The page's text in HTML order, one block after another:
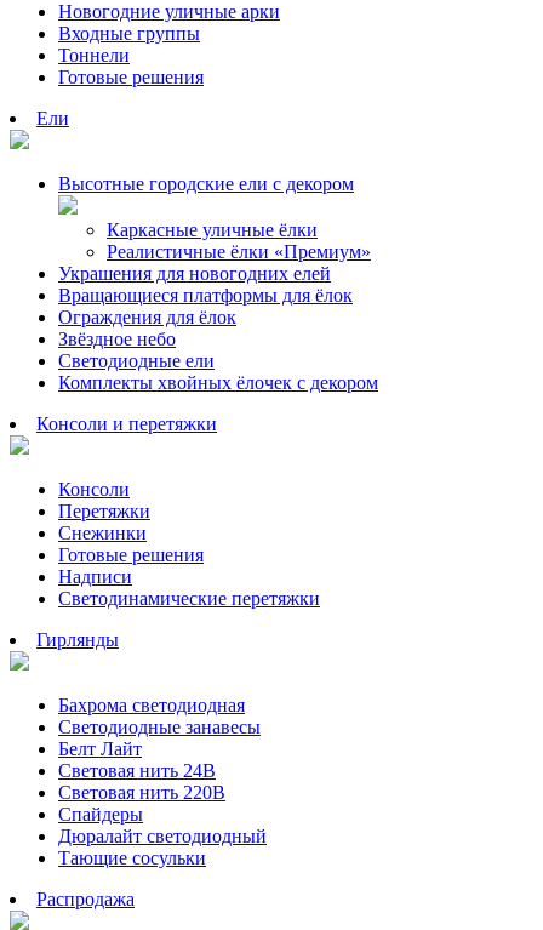
Новогодние уличные арки
Входные группы
Тоннели
Готовые решения
Ели
Высотные городские ели с декором
Каркасные уличные ёлки
Реалистичные ёлки «Премиум»
Украшения для новогодних елей
Вращающиеся платформы для ёлок
Ограждения для ёлок
Звёздное небо
Светодиодные ели
Комплекты хвойных ёлочек с декором
Консоли и перетяжки
Консоли
Перетяжки
Снежинки
Готовые решения
Надписи
Светодинамические перетяжки
Гирлянды
Бахрома светодиодная
Светодиодные занавесы
Белт Лайт
Световая нить 24В
Световая нить 220В
Спайдеры
Дюралайт светодиодный
Тающие сосульки
Распродажа